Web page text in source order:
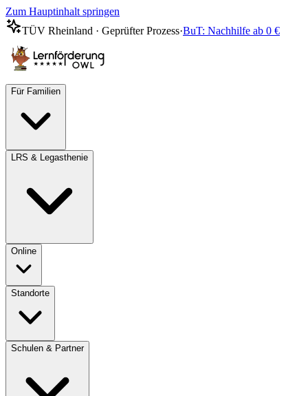
Zum Hauptinhalt springen
TÜV Rheinland · Geprüfter Prozess·BuT: Nachhilfe ab 0 €
Für Familien
LRS & Legasthenie
Online
Standorte
Schulen & Partner